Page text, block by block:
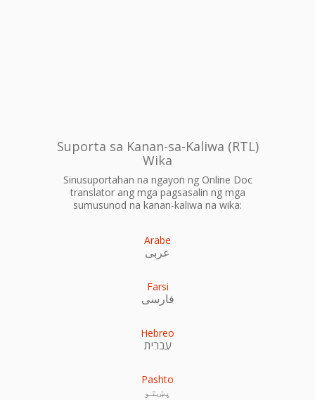
Suporta sa Kanan-sa-Kaliwa (RTL)
Wika
Sinusuportahan na ngayon ng Online Doc
translator ang mga pagsasalin ng mga
sumusunod na kanan-kaliwa na wika:
Arabe
عربى
Farsi
فارسی
Hebreo
עִברִית
Pashto
پښتو